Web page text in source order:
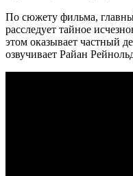
По сюжету фильма,
расследует тайное
этом оказывает частный
озвучивает Райан